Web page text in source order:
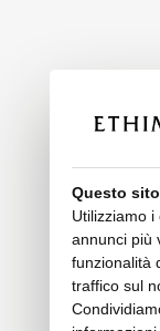
Questo
Utilizziamo
annunci più
funzionalità
traffico sul